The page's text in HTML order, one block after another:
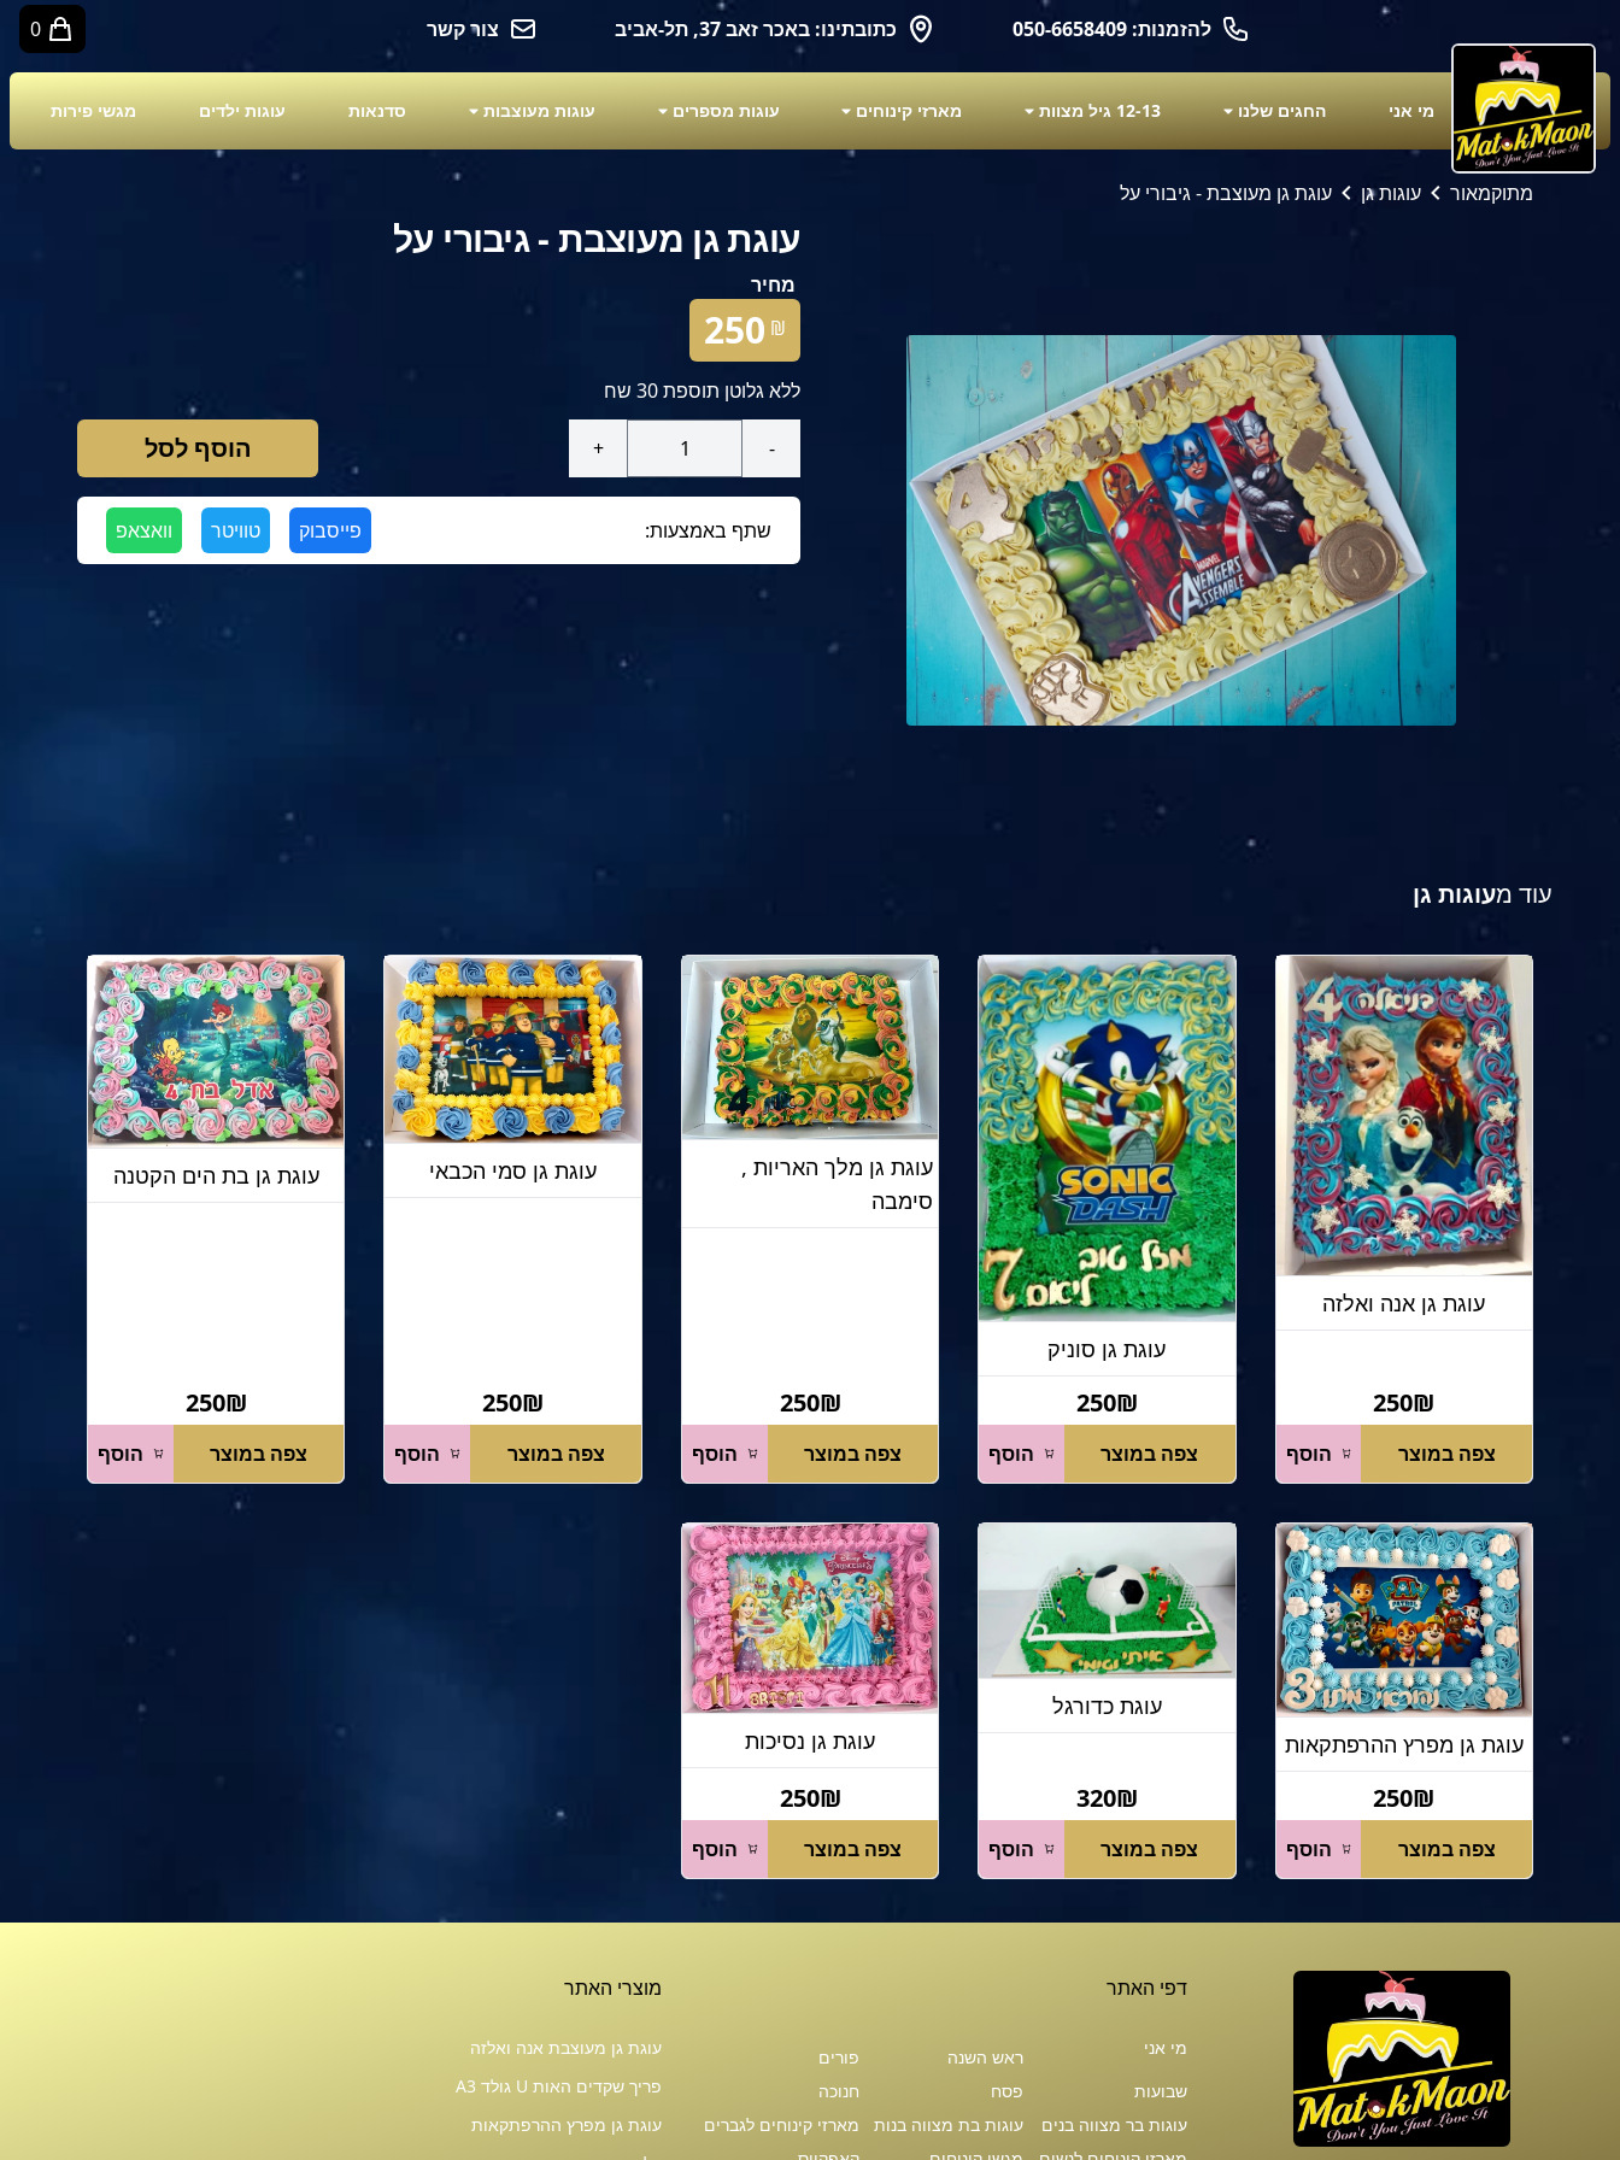
להזמנות: 050-6658409 כתובתינו: באכר זאב 37, תל-אביב צור קשר 0
מי אני החגים שלנו 12-13 גיל מצוות מארזי קינוחים עוגות מספרים עוגות מעוצבות סדנאות עוגות ילדים מגשי פירות
מתוקמאור עוגות גן עוגת גן מעוצבת - גיבורי על
עוגת גן מעוצבת - גיבורי על
מחיר
₪
250
ללא גלוטן תוספת 30 שח
-
+ הוסף לסל
שתף באמצעות: פייסבוק טוויטר וואצאפ
עוד מעוגות גן
עוגת גן אנה ואלזה
250₪
צפה במוצר הוסף
עוגת גן סוניק
250₪
צפה במוצר הוסף
עוגת גן מלך האריות ,
סימבה
250₪
צפה במוצר הוסף
עוגת גן סמי הכבאי
250₪
צפה במוצר הוסף
עוגת גן בת הים הקטנה
250₪
צפה במוצר הוסף
עוגת גן מפרץ ההרפתקאות
250₪
צפה במוצר הוסף
עוגת כדורגל
320₪
צפה במוצר הוסף
עוגת גן נסיכות
250₪
צפה במוצר הוסף
דפי האתר
מי אני ראש השנה
פורים
שבועות
פסח
חנוכה
עוגות בר מצווה בנים
עוגות בת מצווה בנות
מארזי קינוחים לגברים
מוצרי האתר
עוגת גן מעוצבת אנה ואלזה
פריך שקדים האות U גולד A3
עוגת גן מפרץ ההרפתקאות